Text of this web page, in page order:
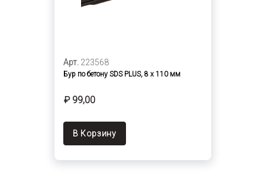
Арт. 223568
Бур по бетону SDS PLUS, 8 х 110 мм
₽ 99,00
В Корзину